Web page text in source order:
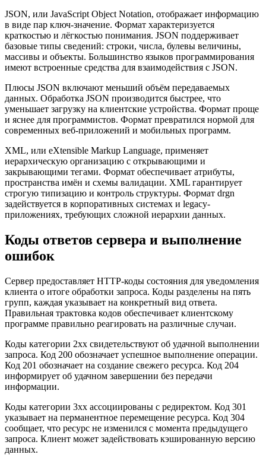
JSON, или JavaScript Object Notation, отображает информацию
в виде пар ключ-значение. Формат характеризуется
краткостью и лёгкостью понимания. JSON поддерживает
базовые типы сведений: строки, числа, булевы величины,
массивы и объекты. Большинство языков программирования
имеют встроенные средства для взаимодействия с JSON.
Плюсы JSON включают меньший объём передаваемых
данных. Обработка JSON производится быстрее, что
уменьшает загрузку на клиентские устройства. Формат проще
и яснее для программистов. Формат превратился нормой для
современных веб-приложений и мобильных программ.
XML, или eXtensible Markup Language, применяет
иерархическую организацию с открывающими и
закрывающими тегами. Формат обеспечивает атрибуты,
пространства имён и схемы валидации. XML гарантирует
строгую типизацию и контроль структуры. Формат drgn
задействуется в корпоративных системах и legacy-
приложениях, требующих сложной иерархии данных.
Коды ответов сервера и выполнение
ошибок
Сервер предоставляет HTTP-коды состояния для уведомления
клиента о итоге обработки запроса. Коды разделены на пять
групп, каждая указывает на конкретный вид ответа.
Правильная трактовка кодов обеспечивает клиентскому
программе правильно реагировать на различные случаи.
Коды категории 2xx свидетельствуют об удачной выполнении
запроса. Код 200 обозначает успешное выполнение операции.
Код 201 обозначает на создание свежего ресурса. Код 204
информирует об удачном завершении без передачи
информации.
Коды категории 3xx ассоциированы с редиректом. Код 301
указывает на перманентное перемещение ресурса. Код 304
сообщает, что ресурс не изменился с момента предыдущего
запроса. Клиент может задействовать кэшированную версию
данных.